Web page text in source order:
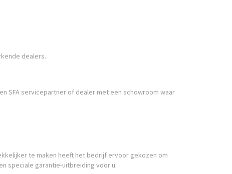
dealers.
SFA servicepartner of dealer met een schowroom waar
te maken heeft het bedrijf ervoor gekozen om
speciale garantie-uitbreiding voor u.